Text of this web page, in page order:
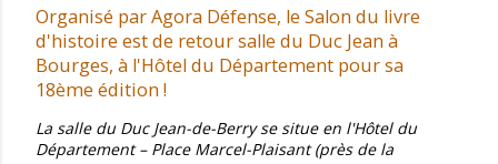
Organisé par Agora Défense, le Salon du livre
d'histoire est de retour salle du Duc Jean à
Bourges, à l'Hôtel du Département pour sa
18ème édition !
La salle du Duc Jean-de-Berry se situe en l'Hôtel du
Département – Place Marcel-Plaisant (près de la